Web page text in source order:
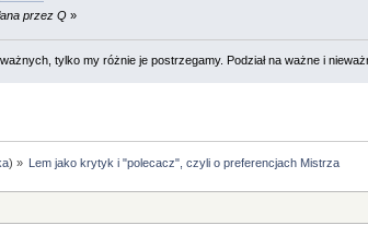
przez Q»
tylko my różnie je postrzegamy. Podział na ważne i
) » Lem jako krytyk i "polecacz", czyli o preferencjach Mistrza